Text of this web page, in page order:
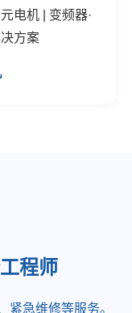
程师
紧急维修等服务。